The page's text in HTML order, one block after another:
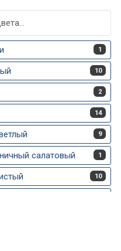
1
10
2
14
9
салатовый 1
10